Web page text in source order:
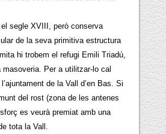
el segle XVIII, però conserva
de la seva primitiva estructura
hi trobem el refugi Emili Triadú,
Per a utilitzar-lo cal
de la Vall d’en Bas. Si
del rost (zona de les antenes
es veurà premiat amb una
tota la Vall.